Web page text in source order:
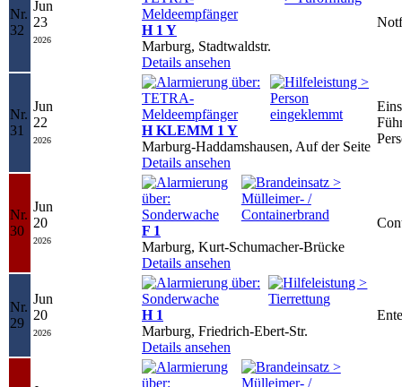
Nr.
32
Jun
23
2026
H 1 Y
Marburg, Stadtwaldstr.
Details ansehen
Nr.
31
Jun
22
2026
H KLEMM 1 Y
Marburg-Haddamshausen, Auf der Seite
Details ansehen
Nr.
30
Jun
20
2026
F 1
Marburg, Kurt-Schumacher-Brücke
Details ansehen
Nr.
29
Jun
20
2026
H 1
Marburg, Friedrich-Ebert-Str.
Details ansehen